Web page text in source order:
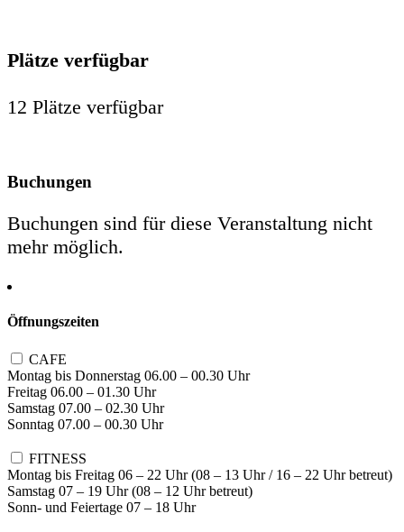
Plätze verfügbar
12 Plätze verfügbar
Buchungen
Buchungen sind für diese Veranstaltung nicht
mehr möglich.
Öffnungszeiten
CAFE
Montag bis Donnerstag 06.00 – 00.30 Uhr
Freitag 06.00 – 01.30 Uhr
Samstag 07.00 – 02.30 Uhr
Sonntag 07.00 – 00.30 Uhr
FITNESS
Montag bis Freitag 06 – 22 Uhr (08 – 13 Uhr / 16 – 22 Uhr betreut)
Samstag 07 – 19 Uhr (08 – 12 Uhr betreut)
Sonn- und Feiertage 07 – 18 Uhr